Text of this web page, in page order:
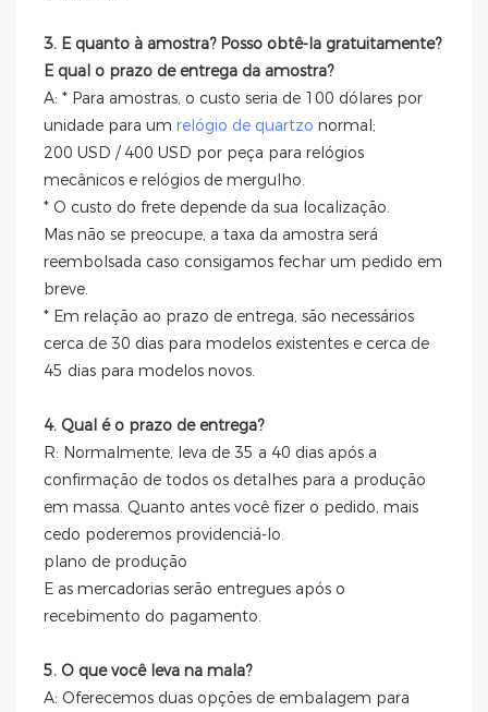
3. E quanto à amostra? Posso obtê-la gratuitamente?
E qual o prazo de entrega da amostra?
A: * Para amostras, o custo seria de 100 dólares por
unidade para um relógio de quartzo normal;
200 USD / 400 USD por peça para relógios
mecânicos e relógios de mergulho.
* O custo do frete depende da sua localização.
Mas não se preocupe, a taxa da amostra será
reembolsada caso consigamos fechar um pedido em
breve.
* Em relação ao prazo de entrega, são necessários
cerca de 30 dias para modelos existentes e cerca de
45 dias para modelos novos.
4. Qual é o prazo de entrega?
R: Normalmente, leva de 35 a 40 dias após a
confirmação de todos os detalhes para a produção
em massa. Quanto antes você fizer o pedido, mais
cedo poderemos providenciá-lo.
plano de produção
E as mercadorias serão entregues após o
recebimento do pagamento.
5. O que você leva na mala?
A: Oferecemos duas opções de embalagem para